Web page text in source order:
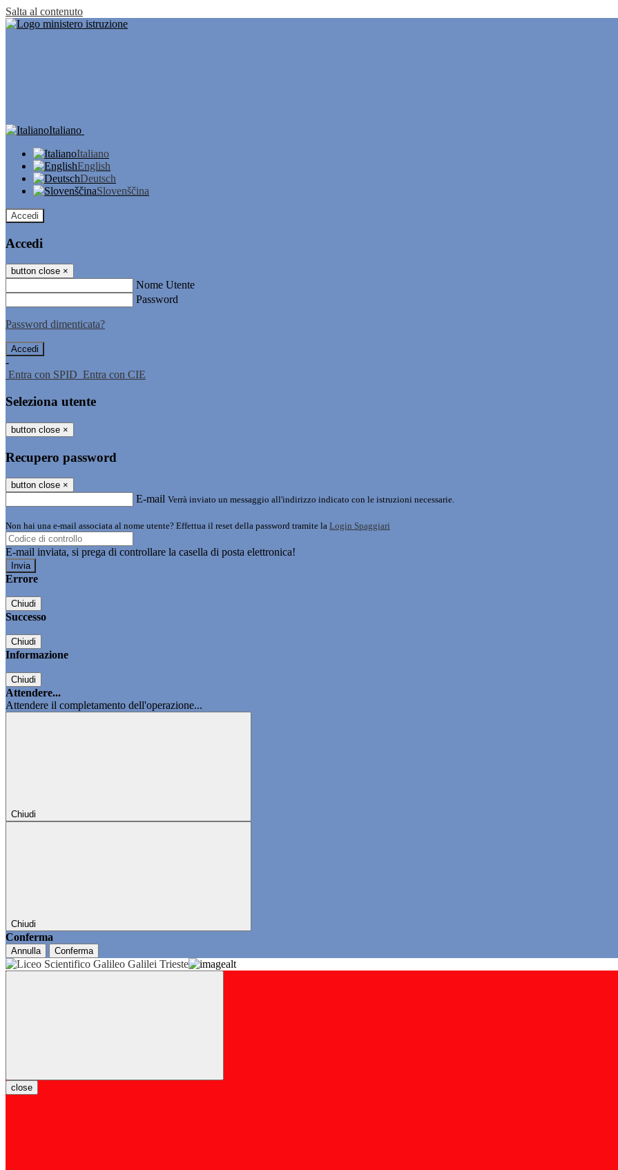
Salta al contenuto
Italiano
Italiano
English
Deutsch
Slovenščina
Accedi
Accedi
button close ×
Nome Utente
Password
Password dimenticata?
-
Entra con SPID Entra con CIE
Seleziona utente
button close ×
Recupero password
button close ×
E-mail Verrà inviato un messaggio all'indirizzo indicato con le istruzioni necessarie.
Non hai una e-mail associata al nome utente? Effettua il reset della password tramite la Login Spaggiari
E-mail inviata, si prega di controllare la casella di posta elettronica!
Errore
Chiudi
Successo
Chiudi
Informazione
Chiudi
Attendere...
Attendere il completamento dell'operazione...
Chiudi
Chiudi
Conferma
Annulla Conferma
close